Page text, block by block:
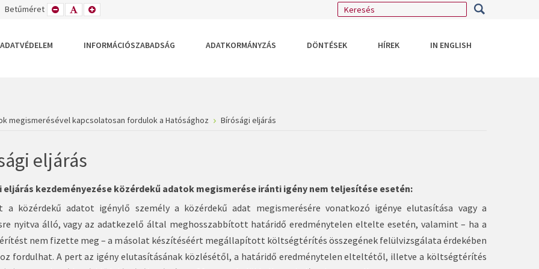
Betűméret KISEBB
BETŰTÍPUS
ALAPÉRTELMEZETT
BETŰMÉRET
NAGYOBB
BETŰMÉRET
ADATVÉDELEM INFORMÁCIÓSZABADSÁG ADATKORMÁNYZÁS DÖNTÉSEK HÍREK IN ENGLISH
megismerésével kapcsolatosan fordulok a Hatósághoz Bírósági eljárás
eljárás
eljárás kezdeményezése közérdekű adatok megismerése iránti igény nem teljesítése esetén:
a közérdekű adatot igénylő személy a közérdekű adat megismerésére vonatkozó igénye elutasítása vagy a
nyitva álló, vagy az adatkezelő által meghosszabbított határidő eredménytelen eltelte esetén, valamint – ha a
nem fizette meg – a másolat készítéséért megállapított költségtérítés összegének felülvizsgálata érdekében
fordulhat. A pert az igény elutasításának közlésétől, a határidő eredménytelen elteltétől, illetve a költségtérítés